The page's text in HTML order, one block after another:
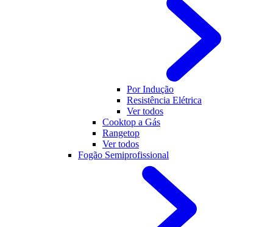
Por Indução
Resistência Elétrica
Ver todos
Cooktop a Gás
Rangetop
Ver todos
Fogão Semiprofissional